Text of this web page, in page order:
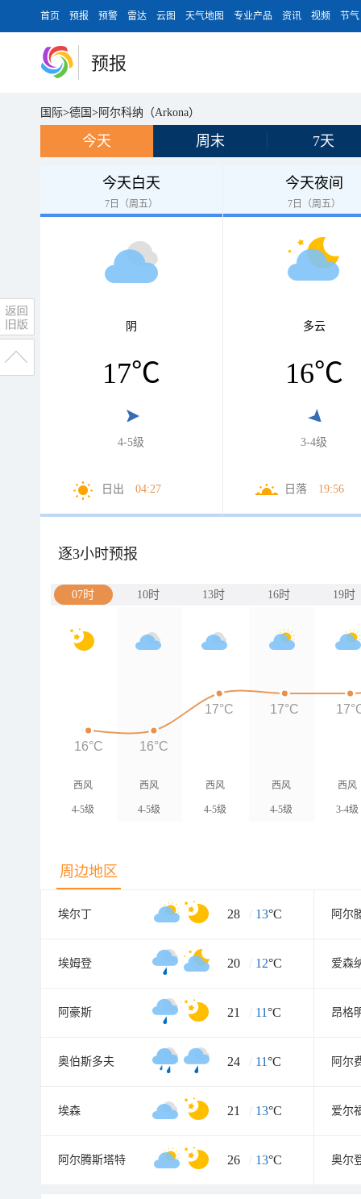
首页 预报 预警 雷达 云图 天气地图 专业产品 资讯 视频 节气
预报
国际>德国 > 阿尔科纳（Arkona）
今天 周末 7天
今天白天
7日（周五）
阴
17℃
4-5级
日出 04:27
今天夜间
7日（周五）
多云
16℃
3-4级
日落 19:56
逐3小时预报
07时 10时 13时 16时 19时
西风
4-5级
西风
4-5级
西风
4-5级
西风
4-5级
西风
3-4级
16°C 16°C
17°C 17°C
周边地区
埃尔丁 28 / 13°C 阿尔
埃姆登 20 / 12°C 爱森
阿豪斯 21 / 11°C 昂格
奥伯斯多夫 24 / 11°C 阿尔
埃森 21 / 13°C 爱尔
阿尔腾斯塔特 26 / 13°C 奥尔